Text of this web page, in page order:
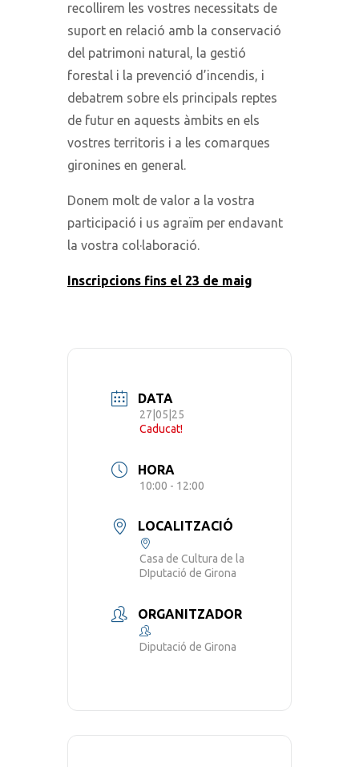
recollirem les vostres necessitats de
suport en relació amb la conservació
del patrimoni natural, la gestió
forestal i la prevenció d’incendis, i
debatrem sobre els principals reptes
de futur en aquests àmbits en els
vostres territoris i a les comarques
gironines en general.
Donem molt de valor a la vostra
participació i us agraïm per endavant
la vostra col·laboració.
Inscripcions fins el 23 de maig
DATA
27|05|25
Caducat!
HORA
10:00 - 12:00
LOCALITZACIÓ
Casa de Cultura de la
DIputació de Girona
ORGANITZADOR
Diputació de Girona